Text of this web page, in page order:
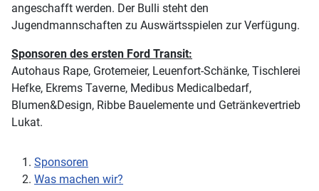
angeschafft werden. Der Bulli steht den
Jugendmannschaften zu Auswärtsspielen zur Verfügung.
Sponsoren des ersten Ford Transit:
Autohaus Rape, Grotemeier, Leuenfort-Schänke, Tischlerei
Hefke, Ekrems Taverne, Medibus Medicalbedarf,
Blumen&Design, Ribbe Bauelemente und Getränkevertrieb
Lukat.
Sponsoren
Was machen wir?